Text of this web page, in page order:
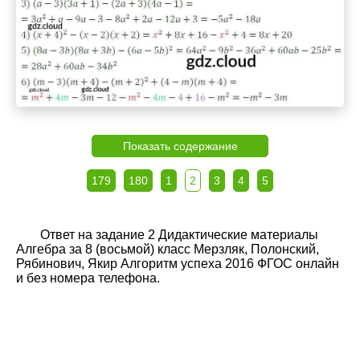
Показать содержание
179 180 1 2 3 4 5
Ответ на задание 2 Дидактические материалы
Алгебра за 8 (восьмой) класс Мерзляк, Полонский,
Рябинович, Якир Алгоритм успеха 2016 ФГОС онлайн
и без номера телефона.